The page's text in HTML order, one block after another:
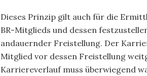
Dieses Prinzip gilt auch für die
BR-Mitglieds und dessen
andauernder Freistellung. Der
Mitglied vor dessen Freistellung
Karriereverlauf muss überwiegend